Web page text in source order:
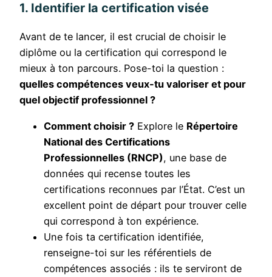
1. Identifier la certification visée
Avant de te lancer, il est crucial de choisir le
diplôme ou la certification qui correspond le
mieux à ton parcours. Pose-toi la question :
quelles compétences veux-tu valoriser et pour
quel objectif professionnel ?
Comment choisir ? Explore le Répertoire
National des Certifications
Professionnelles (RNCP), une base de
données qui recense toutes les
certifications reconnues par l’État. C’est un
excellent point de départ pour trouver celle
qui correspond à ton expérience.
Une fois ta certification identifiée,
renseigne-toi sur les référentiels de
compétences associés : ils te serviront de